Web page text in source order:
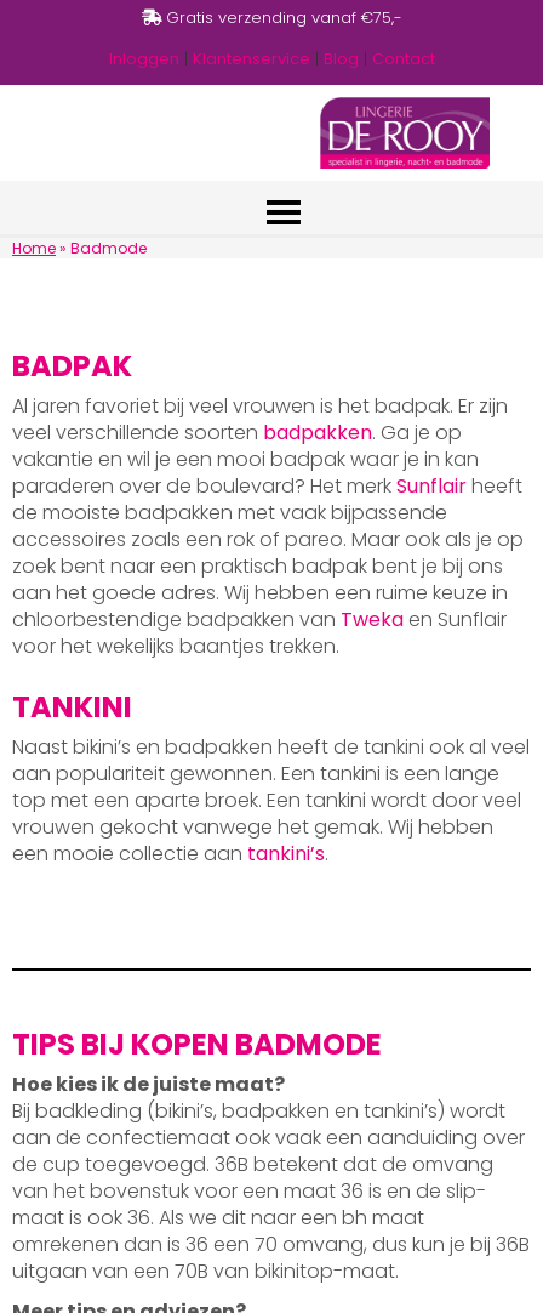
Gratis verzending vanaf €75,-
Inloggen | Klantenservice | Blog | Contact
Home» Badmode
BADPAK
Al jaren favoriet bij veel vrouwen is het badpak. Er zijn
veel verschillende soorten badpakken. Ga je op
vakantie en wil je een mooi badpak waar je in kan
paraderen over de boulevard? Het merkSunflairheeft
de mooiste badpakken met vaak bijpassende
accessoires zoals een rok of pareo. Maar ook als je op
zoek bent naar een praktisch badpak bent je bij ons
aan het goede adres. Wij hebben een ruime keuze in
chloorbestendige badpakken van Tweka en Sunflair
voor het wekelijks baantjes trekken.
TANKINI
Naast bikini’s en badpakken heeft de tankini ook al veel
aan populariteit gewonnen. Een tankini is een lange
top met een aparte broek. Een tankini wordt door veel
vrouwen gekocht vanwege het gemak. Wij hebben
een mooie collectie aan tankini’s.
TIPS BIJ KOPEN BADMODE
Hoe kies ik de juiste maat?
Bij badkleding (bikini’s, badpakken en tankini’s) wordt
aan de confectiemaat ook vaak een aanduiding over
de cup toegevoegd. 36B betekent dat de omvang
van het bovenstuk voor een maat 36 is en de slip-
maat is ook 36. Als we dit naar een bh maat
omrekenen dan is 36 een 70 omvang, dus kun je bij 36B
uitgaan van een 70B van bikinitop-maat.